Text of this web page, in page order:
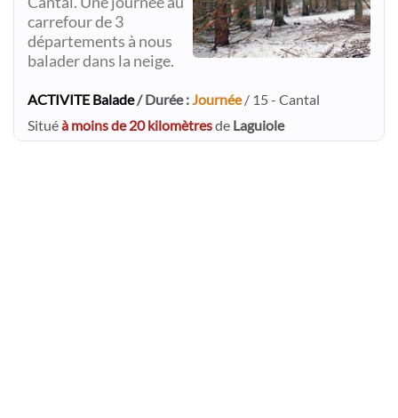
carrefour de 3
départements à nous
balader dans la neige.
ACTIVITE Balade/ Durée :Journée/ 15 - Cantal
Situéà moins de 20 kilomètresde Laguiole